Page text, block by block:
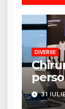
DIVERSE
31